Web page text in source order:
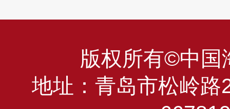
版权所有©中国
地址：青岛市松岭